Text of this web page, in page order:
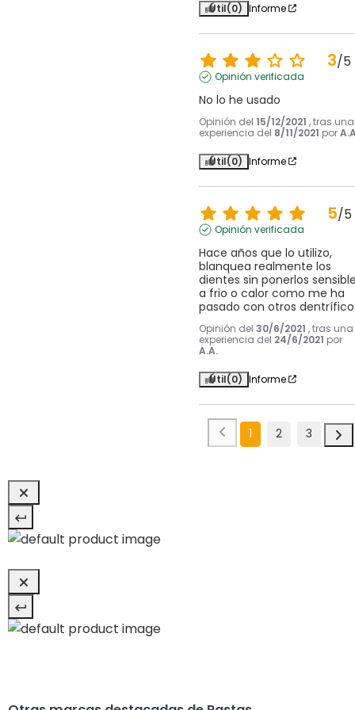
Útil(0) Informe
3/5
Opinión verificada
No lo he usado
Opinión del 15/12/2021 , tras una
experiencia del 8/11/2021 por
Útil(0) Informe
5/5
Opinión verificada
Hace años que lo utilizo,
blanquea realmente los
dientes sin ponerlos
a frio o calor como me ha
pasado con otros
Opinión del 30/6/2021 , tras una
experiencia del 24/6/2021 por
A.A.
Útil(0) Informe
1 2 3